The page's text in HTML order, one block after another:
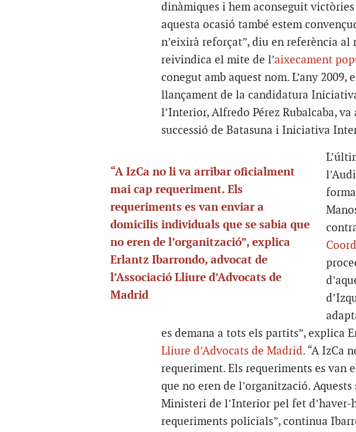
dinàmiques i hem aconseguit
aquesta ocasió també estem
n’eixirà reforçat”, diu en referència al
reivindica el mite de l’aixecament
conegut amb aquest nom. L’any
llançament de la candidatura
l’Interior, Alfredo Pérez Rubalcaba,
successió de Batasuna i Iniciativa
“A IzCa no li va arribar oficialment
mai cap requeriment. Els
requeriments es van enviar a
domicilis individuals que se sabia que
no eren de l’organització”, explica
Erlantz Ibarrondo, advocat de
l’Associació Lliure d’Advocats de
Madrid
es demana a tots els partits”, explica
Lliure d’Advocats de Madrid. “A IzCa
requeriment. Els requeriments es van
que no eren de l’organització.
Ministeri de l’Interior pel fet
requeriments policials”, continua